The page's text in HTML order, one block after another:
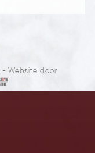
- Website door